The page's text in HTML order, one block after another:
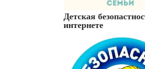
Детская
интернете